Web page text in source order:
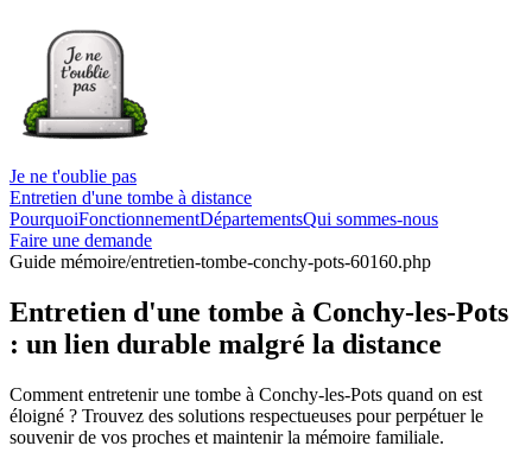
Je ne t'oublie pas
Entretien d'une tombe à distance
PourquoiFonctionnementDépartementsQui sommes-nous
Faire une demande
Guide mémoire/entretien-tombe-conchy-pots-60160.php
Entretien d'une tombe à Conchy-les-Pots
: un lien durable malgré la distance
Comment entretenir une tombe à Conchy-les-Pots quand on est
éloigné ? Trouvez des solutions respectueuses pour perpétuer le
souvenir de vos proches et maintenir la mémoire familiale.